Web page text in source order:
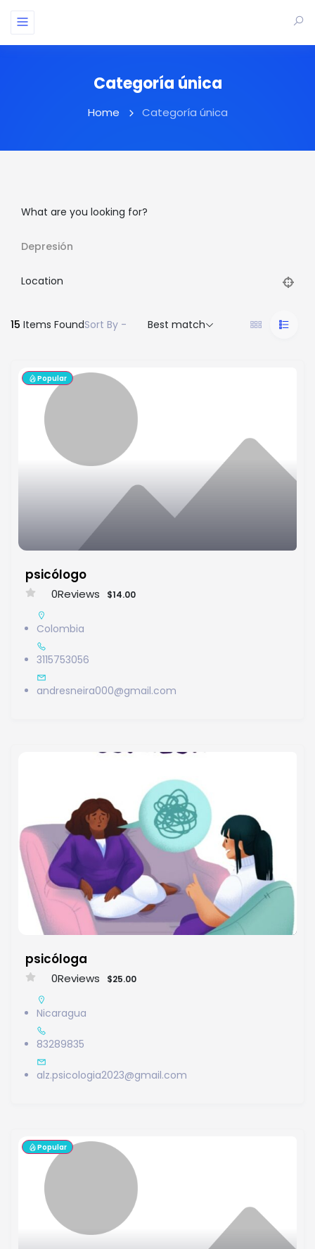
Categoría única
Home Categoría única
What are you looking for?
Depresión
Location
15 Items FoundSort By - Best match
Popular
psicólogo
0Reviews $14.00
Colombia
3115753056
andresneira000@gmail.com
psicóloga
0Reviews $25.00
Nicaragua
83289835
alz.psicologia2023@gmail.com
Popular